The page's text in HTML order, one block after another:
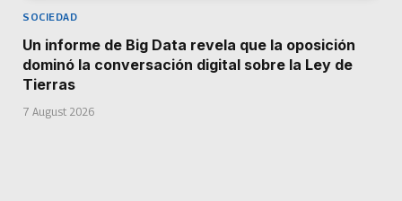
SOCIEDAD
Un informe de Big Data revela que la oposición
dominó la conversación digital sobre la Ley de
Tierras
7 August 2026